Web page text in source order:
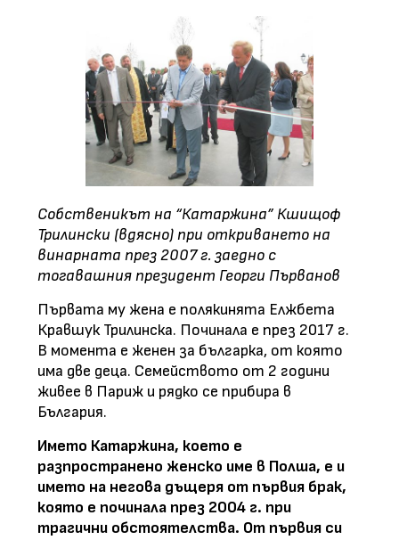
Собственикът на “Катаржина” Кшищоф
Трилински (вдясно) при откриването на
винарната през 2007 г. заедно с
тогавашния президент Георги Първанов
Първата му жена е полякинята Елжбета
Кравшук Трилинска. Починала е през 2017 г.
В момента е женен за българка, от която
има две деца. Семейството от 2 години
живее в Париж и рядко се прибира в
България.
Името Катаржина, което е
разпространено женско име в Полша, е и
името на негова дъщеря от първия брак,
която е починала през 2004 г. при
трагични обстоятелства. От първия си